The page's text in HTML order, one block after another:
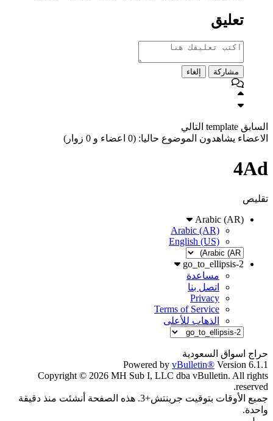
تعليق
مشاركة إلغاء
السابق template التالي
الاعضاء يشاهدون الموضوع حاليا: (0 اعضاء و 0 زوار)
4Ad
تقليص
Arabic (AR)
Arabic (AR)
English (US)
go_to_ellipsis-2
مساعدة
اتصل بنا
Privacy
Terms of Service
الذهاب للأعلى
حراج اسواق السعودية
Powered by vBulletin® Version 6.1.1
Copyright © 2026 MH Sub I, LLC dba vBulletin. All rights
reserved.
جميع الأوقات بتوقيت جرينتش+3. هذه الصفحة أنشئت منذ دقيقة
واحدة.